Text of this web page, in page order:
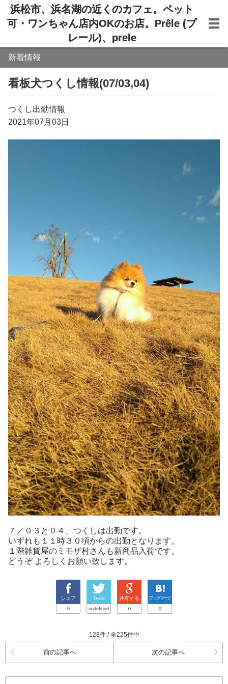
浜松市、浜名湖の近くのカフェ。ペット
可・ワンちゃん店内OKのお店。Prêle (プ
レール)、prele
新着情報
看板犬つくし情報(07/03,04)
つくし出勤情報
2021年07月03日
７／０３と０４、つくしは出勤です。
いずれも１１時３０頃からの出勤となります。
１階雑貨屋のミモザ村さんも新商品入荷です。
どうぞ よろしくお願い致します。
シェア
0
Tweet
undefined
共有する
0
ブックマーク
0
128件 / 全225件中
前の記事へ 次の記事へ